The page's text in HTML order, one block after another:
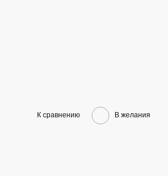
К сравнению В желания